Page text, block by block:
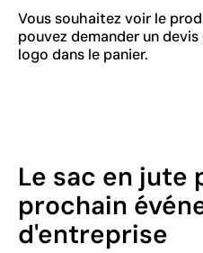
Vous souhaitez voir le
pouvez demander un
logo dans le panier.
Le sac en jute
prochain
d'entreprise